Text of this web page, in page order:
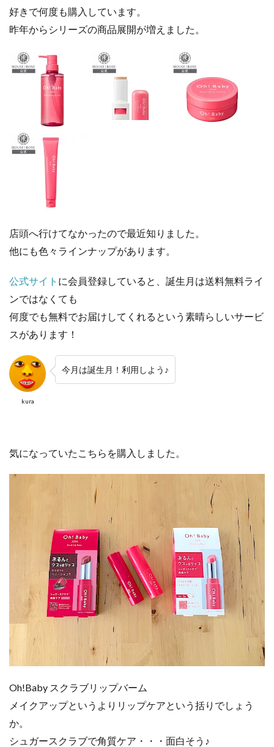
好きで何度も購入しています。
昨年からシリーズの商品展開が増えました。
店頭へ行けてなかったので最近知りました。
他にも色々ラインナップがあります。
公式サイト に会員登録していると、誕生月は送料無料ライ
ンではなくても
何度でも無料でお届けしてくれるという素晴らしいサービ
スがあります！
kura
今月は誕生月！利用しよう♪
気になっていたこちらを購入しました。
Oh!Baby スクラブリップバーム
メイクアップというよりリップケアという括りでしょう
か。
シュガースクラブで角質ケア・・・面白そう♪